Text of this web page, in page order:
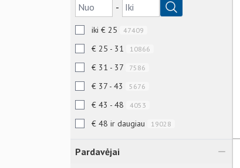
-
iki € 25 47409
€ 25 - 31 10866
€ 31 - 37 7586
€ 37 - 43 5676
€ 43 - 48 4053
€ 48 ir daugiau 19028
Pardavėjai